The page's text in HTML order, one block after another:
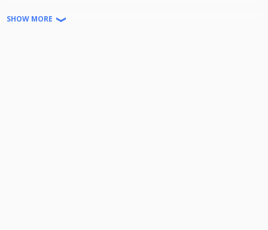
Muutama muutos edelliseen sarjaan tarvittavan kisamäärän, tasoituksien ja
jackpotin kanssa, joista tiedot kisailmoituksessa.
SHOW MORE